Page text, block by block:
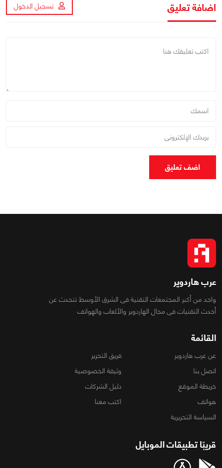
اضافة تعليق تسجيل الدخول
اضف تعليق
عرب هاردوير
واحد من أكبر المجتمعات التقنية فى الشرق الأوسط تتحدث عن
أحدث التقنيات فى مجال الهاردوير والألعاب والهواتف
القائمة
عن عرب هاردوير
فريق التحرير
اتصل بنا
وثيقة الخصوصية
خريطة الموقع
دليل الشركات
هواتف
اكتب معنا
السياسة التحريرية
قريبًا تطبيقات الموبايل